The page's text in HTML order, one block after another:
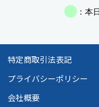
特定商取引法表記
プライバシーポリシー
会社概要